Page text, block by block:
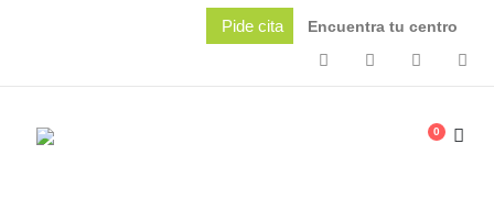
Pide cita Encuentra tu centro
0